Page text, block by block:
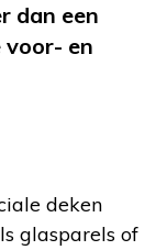
dan een
en
deken
glasparels of